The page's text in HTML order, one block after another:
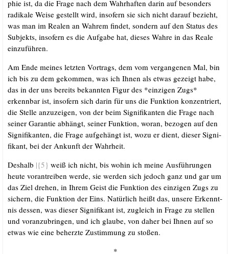
phie ist, da die Fra­ge nach dem Wahr­haf­ten dar­in auf beson­ders
radi­ka­le Wei­se gestellt wird, inso­fern sie sich nicht dar­auf bezieht,
was man im Rea­len an Wah­rem fin­det, son­dern auf den Sta­tus des
Sub­jekts, inso­fern es die Auf­ga­be hat, die­ses Wah­re in das Rea­le
einzuführen.
Am Ende mei­nes letz­ten Vor­trags, dem vom ver­gan­ge­nen Mal, bin
ich bis zu dem gekom­men, was ich Ihnen als etwas gezeigt habe,
das in der uns bereits bekann­ten Figur des *ein­zi­gen Zugs*
erkenn­bar ist, inso­fern sich dar­in für uns die Funk­ti­on kon­zen­triert,
die Stel­le anzu­zei­gen, von der beim Signi­fi­kan­ten die Fra­ge nach
sei­ner Garan­tie abhängt, sei­ner Funk­ti­on, wor­an, bezo­gen auf den
Signi­fi­kan­ten, die Fra­ge auf­ge­hängt ist, wozu er dient, die­ser Signi­
fi­kant, bei der Ankunft der Wahrheit.
Des­halb |{5} weiß ich nicht, bis wohin ich mei­ne Aus­füh­run­gen
heu­te vor­an­trei­ben wer­de, sie wer­den sich jedoch ganz und gar um
das Ziel dre­hen, in Ihrem Geist die Funk­ti­on des ein­zi­gen Zugs zu
sichern, die Funk­ti­on der Eins. Natür­lich heißt das, unse­re Erkennt­
nis des­sen, was die­ser Signi­fi­kant ist, zugleich in Fra­ge zu stel­len
und vor­an­zu­brin­gen, und ich glau­be, von daher bei Ihnen auf so
etwas wie eine beherz­te Zustim­mung zu stoßen.
*